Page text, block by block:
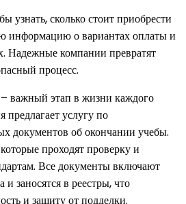
узнать, сколько стоит приобрести
информацию о вариантах оплаты и
Надежные компании превратят
процесс.
важный этап в жизни каждого
услугу по
документов об окончании учебы.
проходят проверку и
Все документы включают
заносятся в реестры, что
и защиту от подделки.